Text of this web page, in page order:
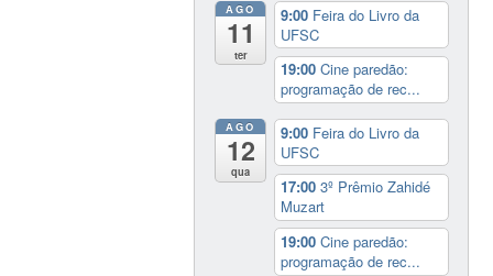
AGO
11
ter
9:00 Feira do Livro da
UFSC
19:00Cine paredão:
programação de rec...
AGO
12
qua
9:00 Feira do Livro da
UFSC
17:003º Prêmio Zahidé
Muzart
19:00Cine paredão:
programação de rec...